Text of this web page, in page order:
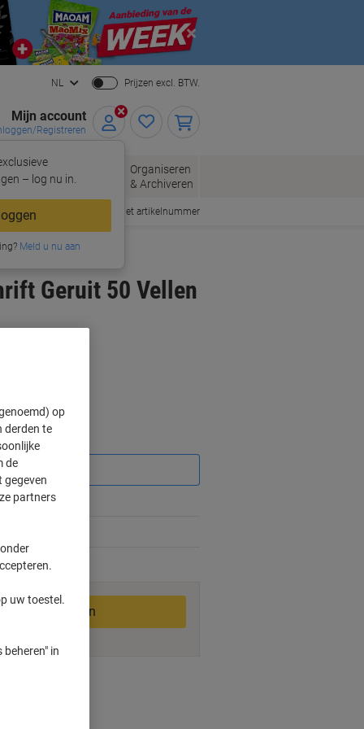
Close
NL Prijzen excl. BTW.
Mijn account
Registreren
– log nu in.
Meld u nu aan
Kantoorartikelen
Organiseren
& Archiveren
Snel bestellen met artikelnummer
Geruit 50 Vellen
werkdagen
In winkelwagen
op
derden te
de
gegeven
partners
uw toestel.
in